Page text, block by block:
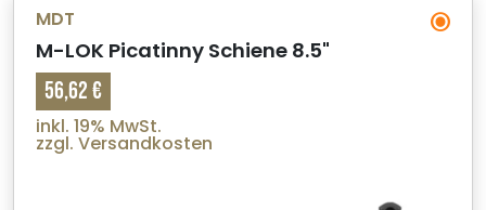
MDT
M-LOK Picatinny Schiene 8.5"
56,62 €
inkl. 19% MwSt.
zzgl. Versandkosten